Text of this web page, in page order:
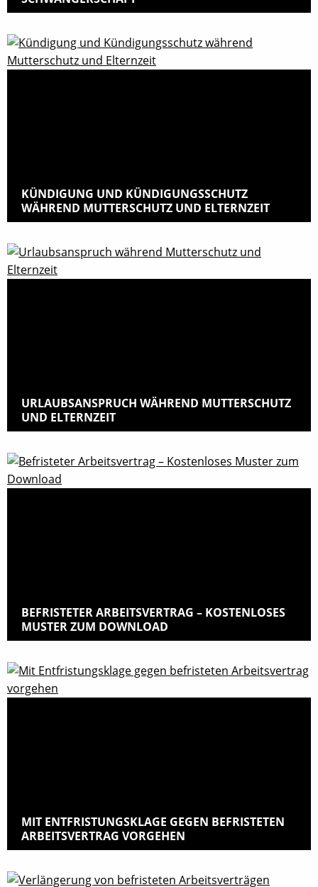
KÜNDIGUNG UND KÜNDIGUNGSSCHUTZ
WÄHREND MUTTERSCHUTZ UND ELTERNZEIT
URLAUBSANSPRUCH WÄHREND MUTTERSCHUTZ
UND ELTERNZEIT
BEFRISTETER ARBEITSVERTRAG – KOSTENLOSES
MUSTER ZUM DOWNLOAD
MIT ENTFRISTUNGSKLAGE GEGEN BEFRISTETEN
ARBEITSVERTRAG VORGEHEN